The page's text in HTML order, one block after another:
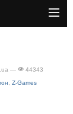
—
44343
Z-Games